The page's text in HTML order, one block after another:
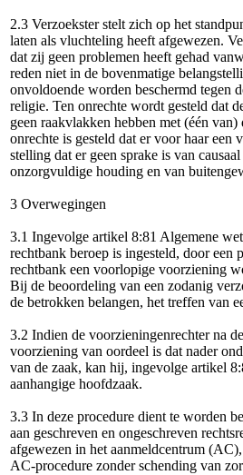
2.3 Verzoekster stelt zich op het
laten als vluchteling heeft afgewezen.
dat zij geen problemen heeft gehad
reden niet in de bovenmatige
onvoldoende worden beschermd tegen
religie. Ten onrechte wordt gesteld dat
geen raakvlakken hebben met (één
onrechte is gesteld dat er voor haar een
stelling dat er geen sprake is van
onzorgvuldige houding en van
3 Overwegingen
3.1 Ingevolge artikel 8:81 Algemene
rechtbank beroep is ingesteld, door een
rechtbank een voorlopige voorziening
Bij de beoordeling van een zodanig
de betrokken belangen, het treffen van
3.2 Indien de voorzieningenrechter na
voorziening van oordeel is dat nader
van de zaak, kan hij, ingevolge artikel
aanhangige hoofdzaak.
3.3 In deze procedure dient te worden
aan geschreven en ongeschreven
afgewezen in het aanmeldcentrum
AC-procedure zonder schending van